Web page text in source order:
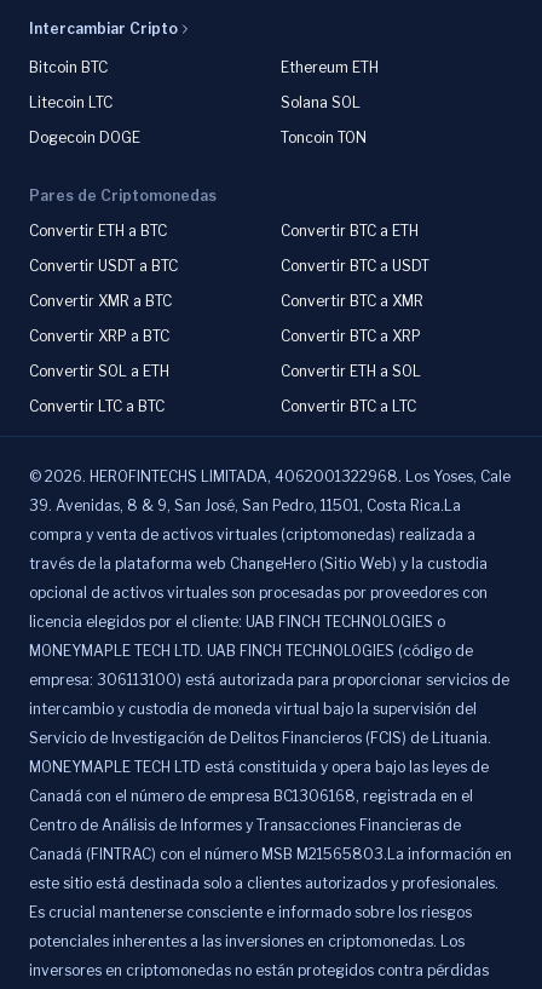
Intercambiar Cripto
Bitcoin BTC
Ethereum ETH
Litecoin LTC
Solana SOL
Dogecoin DOGE
Toncoin TON
Pares de Criptomonedas
Convertir ETH a BTC
Convertir BTC a ETH
Convertir USDT a BTC
Convertir BTC a USDT
Convertir XMR a BTC
Convertir BTC a XMR
Convertir XRP a BTC
Convertir BTC a XRP
Convertir SOL a ETH
Convertir ETH a SOL
Convertir LTC a BTC
Convertir BTC a LTC
© 2026. HEROFINTECHS LIMITADA, 4062001322968. Los Yoses, Cale
39. Avenidas, 8 & 9, San José, San Pedro, 11501, Costa Rica.La
compra y venta de activos virtuales (criptomonedas) realizada a
través de la plataforma web ChangeHero (Sitio Web) y la custodia
opcional de activos virtuales son procesadas por proveedores con
licencia elegidos por el cliente: UAB FINCH TECHNOLOGIES o
MONEYMAPLE TECH LTD. UAB FINCH TECHNOLOGIES (código de
empresa: 306113100) está autorizada para proporcionar servicios de
intercambio y custodia de moneda virtual bajo la supervisión del
Servicio de Investigación de Delitos Financieros (FCIS) de Lituania.
MONEYMAPLE TECH LTD está constituida y opera bajo las leyes de
Canadá con el número de empresa BC1306168, registrada en el
Centro de Análisis de Informes y Transacciones Financieras de
Canadá (FINTRAC) con el número MSB M21565803.La información en
este sitio está destinada solo a clientes autorizados y profesionales.
Es crucial mantenerse consciente e informado sobre los riesgos
potenciales inherentes a las inversiones en criptomonedas. Los
inversores en criptomonedas no están protegidos contra pérdidas